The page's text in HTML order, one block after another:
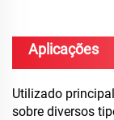
Aplicações
Utilizado
sobre diversos